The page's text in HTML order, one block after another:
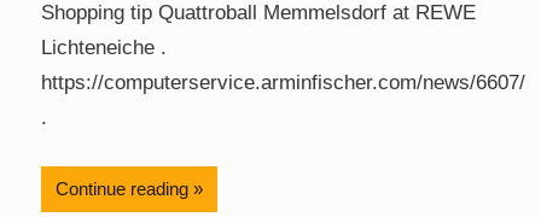
Shopping tip Quattroball Memmelsdorf at REWE
Lichteneiche .
https://computerservice.arminfischer.com/news/6607/
.
Continue reading